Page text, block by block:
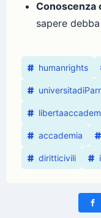
Conoscenza
sapere
humanrights
accademia
diritticivili